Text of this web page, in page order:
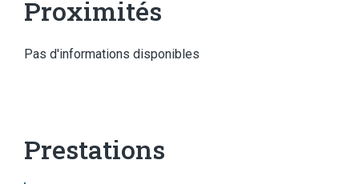
Proximités
Pas d'informations disponibles
Prestations